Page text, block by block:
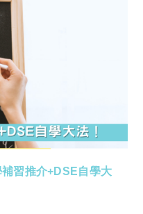
補習推介+DSE自學大